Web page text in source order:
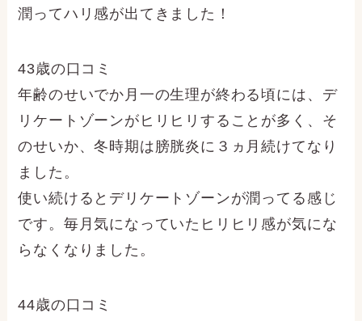
潤ってハリ感が出てきました！
43歳の口コミ
年齢のせいでか月一の生理が終わる頃には、デ
リケートゾーンがヒリヒリすることが多く、そ
のせいか、冬時期は膀胱炎に３ヵ月続けてなり
ました。
使い続けるとデリケートゾーンが潤ってる感じ
です。毎月気になっていたヒリヒリ感が気にな
らなくなりました。
44歳の口コミ